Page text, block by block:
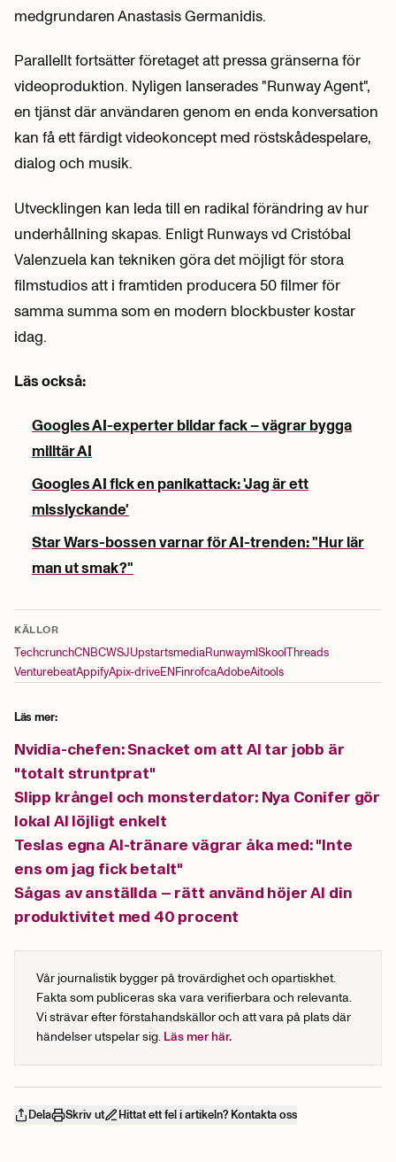
medgrundaren Anastasis Germanidis.
Parallellt fortsätter företaget att pressa gränserna för
videoproduktion. Nyligen lanserades "Runway Agent",
en tjänst där användaren genom en enda konversation
kan få ett färdigt videokoncept med röstskådespelare,
dialog och musik.
Utvecklingen kan leda till en radikal förändring av hur
underhållning skapas. Enligt Runways vd Cristóbal
Valenzuela kan tekniken göra det möjligt för stora
filmstudios att i framtiden producera 50 filmer för
samma summa som en modern blockbuster kostar
idag.
Läs också:
Googles AI-experter bildar fack – vägrar bygga
militär AI
Googles AI fick en panikattack: 'Jag är ett
misslyckande'
Star Wars-bossen varnar för AI-trenden: "Hur lär
man ut smak?"
KÄLLOR
TechcrunchCNBCWSJUpstartsmediaRunwaymlSkoolThreads
VenturebeatAppifyApix-driveEN FinrofcaAdobeAitools
Läs mer:
Nvidia-chefen: Snacket om att AI tar jobb är
"totalt struntprat"
Slipp krångel och monsterdator: Nya Conifer gör
lokal AI löjligt enkelt
Teslas egna AI-tränare vägrar åka med: "Inte
ens om jag fick betalt"
Sågas av anställda – rätt använd höjer AI din
produktivitet med 40 procent
Vår journalistik bygger på trovärdighet och opartiskhet.
Fakta som publiceras ska vara verifierbara och relevanta.
Vi strävar efter förstahandskällor och att vara på plats där
händelser utspelar sig. Läs mer här.
Dela Skriv ut Hittat ett fel i artikeln? Kontakta oss